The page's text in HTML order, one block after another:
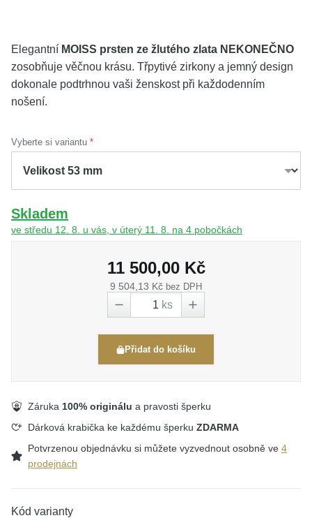
Elegantní MOISS prsten ze žlutého zlata NEKONEČNO
zosobňuje věčnou krásu. Třpytivé zirkony a jemný design
dokonale podtrhnou vaši ženskost při každodenním
nošení.
Vyberte si variantu
Skladem
ve středu 12. 8. u vás, v úterý 11. 8. na 4 pobočkách
11 500,00 Kč
9 504,13 Kč bez DPH
ks
Přidat do košíku
Záruka 100% originálu a pravosti šperku
Dárková krabička ke každému šperku ZDARMA
Potvrzenou objednávku si můžete vyzvednout osobně ve 4
prodejnách
Kód varianty